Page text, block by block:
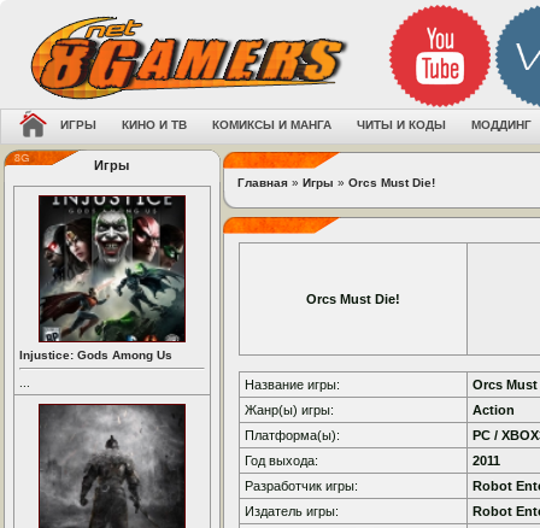
ИГРЫ КИНО И ТВ КОМИКСЫ И МАНГА ЧИТЫ И КОДЫ МОДДИНГ
Игры
Injustice: Gods Among Us
Главная » Игры » Orcs Must Die!
Orcs Must Die!
Название игры:
Orcs Must
Жанр(ы) игры:
Action
Платформа(ы):
PC /
Год выхода:
2011
Разработчик игры:
Robot
Издатель игры:
Robot